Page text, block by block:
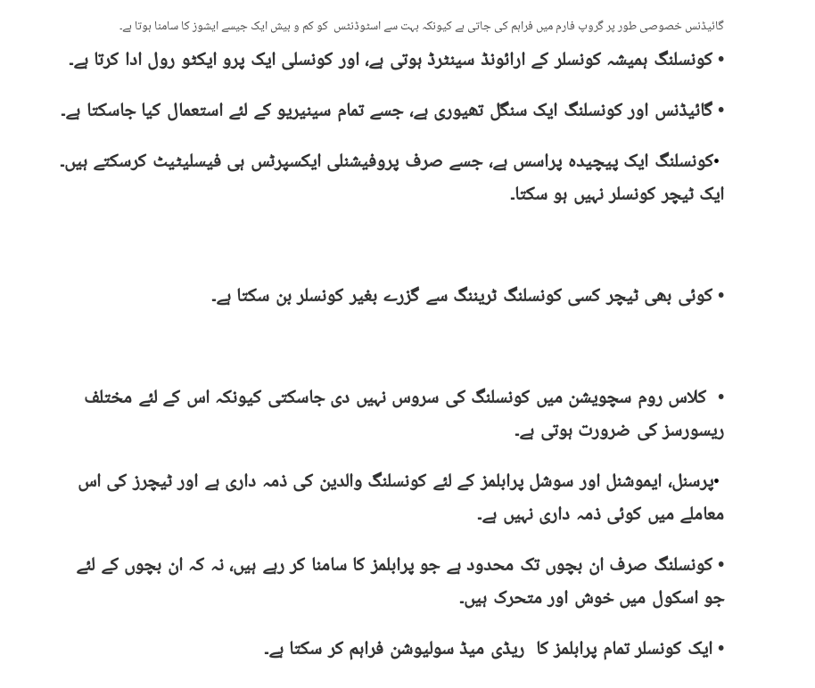
گائیڈنس خصوصی طور پر گروپ فارم میں فراہم کی جاتی ہے کیونکہ بہت سے اسٹوڈنٹس کو کم و بیش ایک جیسے ایشوز کا سامنا ہوتا ہے۔
• کونسلنگ ہمیشہ کونسلر کے ارائونڈ سینٹرڈ ہوتی ہے، اور کونسلی ایک پرو ایکٹو رول ادا کرتا ہے۔
• گائیڈنس اور کونسلنگ ایک سنگل تھیوری ہے، جسے تمام سینیریو کے لئے استعمال کیا جاسکتا ہے۔
•کونسلنگ ایک پیچیدہ پراسس ہے، جسے صرف پروفیشنلی ایکسپرٹس ہی فیسلیٹیٹ کرسکتے ہیں۔
ایک ٹیچر کونسلر نہیں ہو سکتا۔
• کوئی بھی ٹیچر کسی کونسلنگ ٹریننگ سے گزرے بغیر کونسلر بن سکتا ہے۔
• کلاس روم سچویشن میں کونسلنگ کی سروس نہیں دی جاسکتی کیونکہ اس کے لئے مختلف
ریسورسز کی ضرورت ہوتی ہے۔
•پرسنل، ایموشنل اور سوشل پرابلمز کے لئے کونسلنگ والدین کی ذمہ داری ہے اور ٹیچرز کی اس
معاملے میں کوئی ذمہ داری نہیں ہے۔
• کونسلنگ صرف ان بچوں تک محدود ہے جو پرابلمز کا سامنا کر رہے ہیں، نہ کہ ان بچوں کے لئے
جو اسکول میں خوش اور متحرک ہیں۔
• ایک کونسلر تمام پرابلمز کا ریڈی میڈ سولیوشن فراہم کر سکتا ہے۔